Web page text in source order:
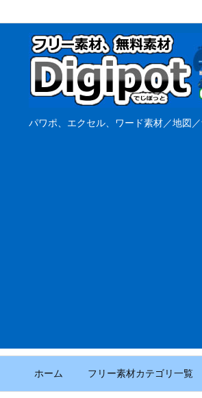
パワポ、エクセル、ワード素材／地図
ホーム フリー素材カテゴリ一覧